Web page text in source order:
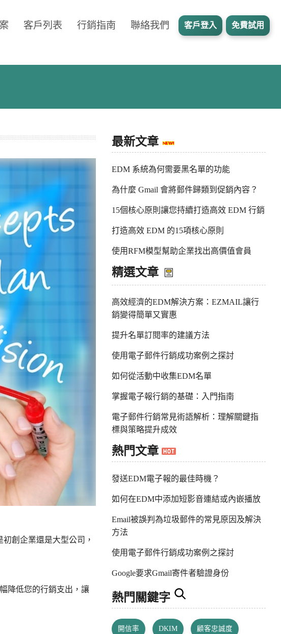
客戶列表 行銷指南 聯絡我們 客戶登入 免費試用
創企業還是大型公司，
幅降低您的行銷支出，讓
最新文章
EDM 系統為何需要黑名單的功能
為什麼 Gmail 會將郵件歸類到促銷內容？
15個核心原則讓您持續打造高效 EDM 行銷
打造高效 EDM 的15項核心原則
使用RFM模型幫助企業找出高價值會員
精選文章
高效經濟的EDM解決方案：EZMAIL讓行
銷變得簡單又實惠
提升名單訂閱率的建議方法
使用電子郵件行銷成功案例之探討
如何從活動中收集EDM名單
掌握電子報行銷的基礎：入門指南
電子郵件行銷常見術語解析：理解關鍵指
標與策略提升成效
熱門文章
發送EDM電子報的最佳時機？
如何在EDM中添加短影音連結或內嵌播放
Email被誤判為垃圾郵件的常見原因及解決
方法
使用電子郵件行銷成功案例之探討
Google要求Gmail寄件者驗證身份
熱門關鍵字
開信率 DKIM 顧客忠誠度